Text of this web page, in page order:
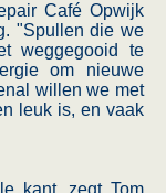
Café Opwijk
"Spullen die we
weggegooid te
om nieuwe
willen we met
leuk is, en vaak